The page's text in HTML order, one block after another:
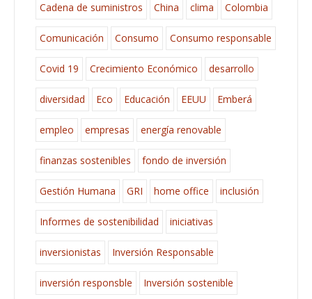
Cadena de suministros China clima Colombia
Comunicación Consumo Consumo responsable
Covid 19 Crecimiento Económico desarrollo
diversidad Eco Educación EEUU Emberá
empleo empresas energía renovable
finanzas sostenibles fondo de inversión
Gestión Humana GRI home office inclusión
Informes de sostenibilidad iniciativas
inversionistas Inversión Responsable
inversión responsble Inversión sostenible